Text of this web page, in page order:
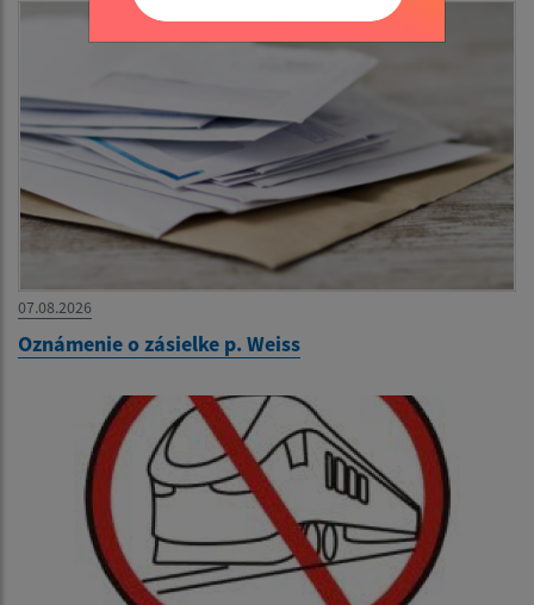
07.08.2026
Oznámenie o zásielke p. Weiss